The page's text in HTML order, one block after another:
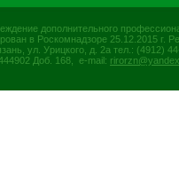
дополнительного
в Роскомнадзоре 25.12.2015
ул. Урицкого, д. 2а тел.: (4912)
Доб. 168, e-mail: